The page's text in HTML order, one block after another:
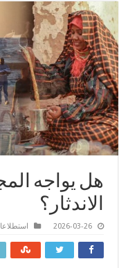
هل يواجه
الاندثار؟
2026-03-26